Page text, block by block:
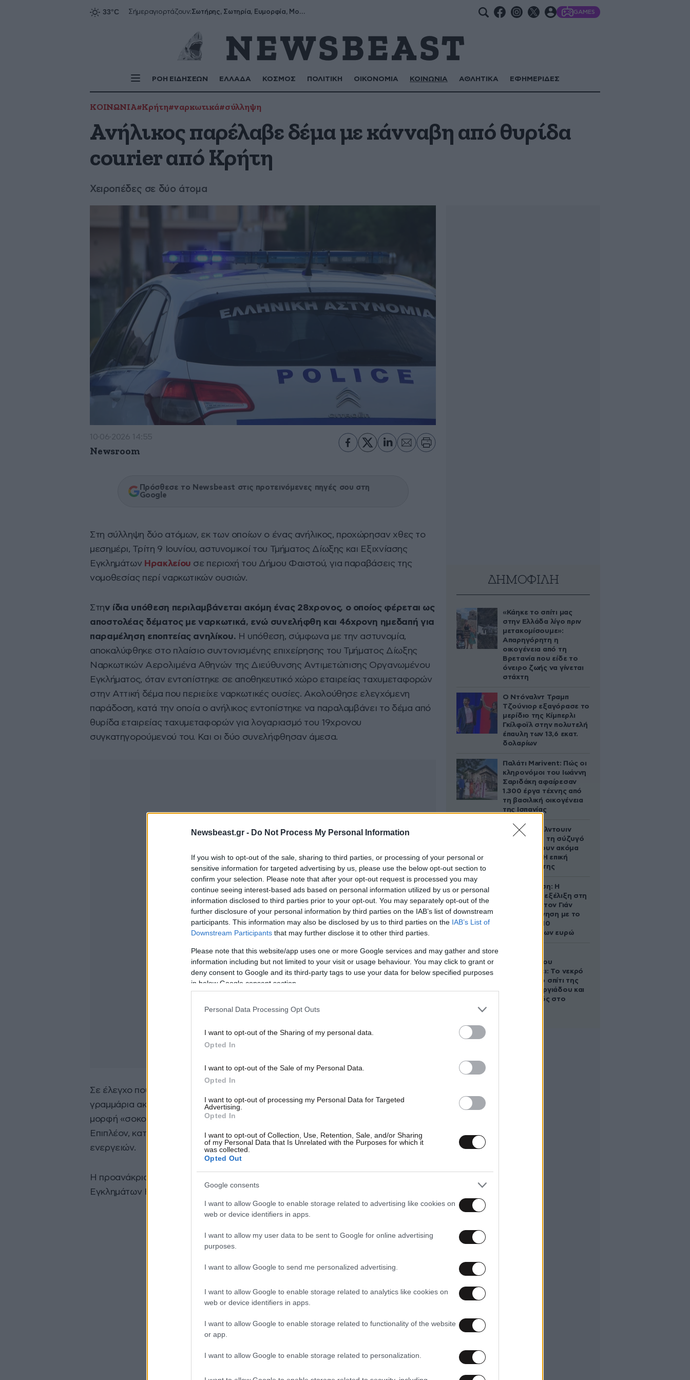
Newsbeast.gr - Do Not Process My Personal Information
If you wish to opt-out of the sale, sharing to third parties, or processing of your personal or
sensitive information for targeted advertising by us, please use the below opt-out section to
confirm your selection. Please note that after your opt-out request is processed you may
continue seeing interest-based ads based on personal information utilized by us or personal
information disclosed to third parties prior to your opt-out. You may separately opt-out of the
further disclosure of your personal information by third parties on the IAB’s list of downstream
participants. This information may also be disclosed by us to third parties on the IAB’s List of
Downstream Participants that may further disclose it to other third parties.
Please note that this website/app uses one or more Google services and may gather and store
information including but not limited to your visit or usage behaviour. You may click to grant or
deny consent to Google and its third-party tags to use your data for below specified purposes
in below Google consent section.
Personal Data Processing Opt Outs
I want to opt-out of the Sharing of my personal data.
Opted In
I want to opt-out of the Sale of my Personal Data.
Opted In
I want to opt-out of processing my Personal Data for Targeted
Advertising.
Opted In
I want to opt-out of Collection, Use, Retention, Sale, and/or Sharing
of my Personal Data that Is Unrelated with the Purposes for which it
was collected.
Opted Out
Google consents
I want to allow Google to enable storage related to advertising like cookies on
web or device identifiers in apps.
I want to allow my user data to be sent to Google for online advertising
purposes.
I want to allow Google to send me personalized advertising.
I want to allow Google to enable storage related to analytics like cookies on
web or device identifiers in apps.
I want to allow Google to enable storage related to functionality of the website
or app.
I want to allow Google to enable storage related to personalization.
Σήμεραγιορτάζουν: Σωτήρης, Σωτηρία, Ευμορφία, Μορφούλα GAMES
ΡΟΗ ΕΙΔΗΣΕΩΝ ΕΛΛΑΔΑ ΚΟΣΜΟΣ ΠΟΛΙΤΙΚΗ ΟΙΚΟΝΟΜΙΑ ΚΟΙΝΩΝΙΑ ΑΘΛΗΤΙΚΑ ΕΦΗΜΕΡΙΔΕΣ
ΚΟΙΝΩΝΙΑ#Κρήτη#ναρκωτικά#σύλληψη
Ανήλικος παρέλαβε δέμα με κάνναβη από θυρίδα
courier από Κρήτη
Χειροπέδες σε δύο άτομα
10·06·2026 14:55
Newsroom
Πρόσθεσε το Newsbeast στις προτεινόμενες πηγές σου στη
Google
Στη σύλληψη δύο ατόμων, εκ των οποίων ο ένας ανήλικος, προχώρησαν χθες το
μεσημέρι, Τρίτη 9 Ιουνίου, αστυνομικοί του Τμήματος Δίωξης και Εξιχνίασης
Εγκλημάτων Ηρακλείου σε περιοχή του Δήμου Φαιστού, για παραβάσεις της
νομοθεσίας περί ναρκωτικών ουσιών.
Στην ίδια υπόθεση περιλαμβάνεται ακόμη ένας 28χρονος, ο οποίος φέρεται ως
αποστολέας δέματος με ναρκωτικά, ενώ συνελήφθη και 46χρονη ημεδαπή για
παραμέληση εποπτείας ανηλίκου. Η υπόθεση, σύμφωνα με την αστυνομία,
αποκαλύφθηκε στο πλαίσιο συντονισμένης επιχείρησης του Τμήματος Δίωξης
Ναρκωτικών Αερολιμένα Αθηνών της Διεύθυνσης Αντιμετώπισης Οργανωμένου
Εγκλήματος, όταν εντοπίστηκε σε αποθηκευτικό χώρο εταιρείας ταχυμεταφορών
στην Αττική δέμα που περιείχε ναρκωτικές ουσίες. Ακολούθησε ελεγχόμενη
παράδοση, κατά την οποία ο ανήλικος εντοπίστηκε να παραλαμβάνει το δέμα από
θυρίδα εταιρείας ταχυμεταφορών για λογαριασμό του 19χρονου
συγκατηγορούμενού του. Και οι δύο συνελήφθησαν άμεσα.
Σε έλεγχο που πραγματοποιήθηκε, στο δέμα βρέθηκαν και κατασχέθηκαν 175
γραμμάρια ακατέργαστης κάνναβης, 100 γραμμάρια κατεργασμένης κάνναβης σε
μορφή «σοκολάτας», καθώς και μικροποσότητα άγνωστης χημικής ουσίας.
Επιπλέον, κατασχέθηκε δίκυκλη μοτοσικλέτα ως μέσο διάπραξης παράνομων
ενεργειών.
Η προανάκριση διενεργείται από την Υποδιεύθυνση Δίωξης και Εξιχνίασης
Εγκλημάτων Ηρακλείου.
ΔΗΜΟΦΙΛΗ
«Κάηκε το σπίτι μας
στην Ελλάδα λίγο πριν
μετακομίσουμε»:
Απαρηγόρητη η
οικογένεια από τη
Βρετανία που είδε το
όνειρο ζωής να γίνεται
στάχτη
Ο Ντόναλντ Τραμπ
Τζούνιορ εξαγόρασε το
μερίδιο της Κίμπερλι
Γκίλφοϊλ στην πολυτελή
έπαυλη των 13,6 εκατ.
δολαρίων
Παλάτι Marivent: Πώς οι
κληρονόμοι του Ιωάννη
Σαριδάκη αφαίρεσαν
1.300 έργα τέχνης από
τη βασιλική οικογένεια
της Ισπανίας
Ο Άλεκ Μπάλντουιν
ζήτησε από τη σύζυγό
του να κάνουν ακόμα
ένα παιδί – Η επική
αντίδρασή της
Αθηνά Ωνάση: Η
απρόσμενη εξέλιξη στη
διαμάχη με τον Γιάν
Τοπς – Η κίνηση με το
άλογο των 10
εκατομμυρίων ευρώ
Τζώρτζογλου
αποκαλύπτει: Το νεκρό
έμβρυο στο σπίτι της
Μαρίας Γεωργιάδου και
ο εγκλεισμός στο